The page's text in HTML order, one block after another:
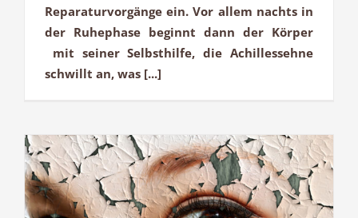
Reparaturvorgänge ein. Vor allem nachts in
der Ruhephase beginnt dann der Körper
mit seiner Selbsthilfe, die Achillessehne
schwillt an, was [...]